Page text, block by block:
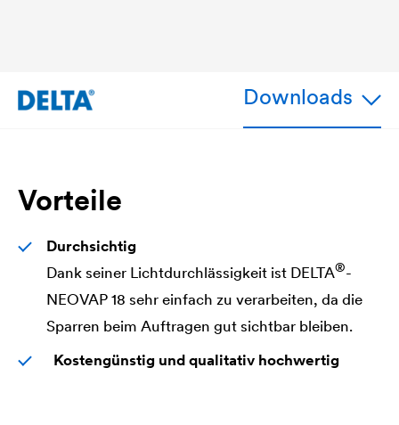
Downloads
Vorteile
Durchsichtig
Dank seiner Lichtdurchlässigkeit ist DELTA®-
NEOVAP 18 sehr einfach zu verarbeiten, da die
Sparren beim Auftragen gut sichtbar bleiben.
Kostengünstig und qualitativ hochwertig